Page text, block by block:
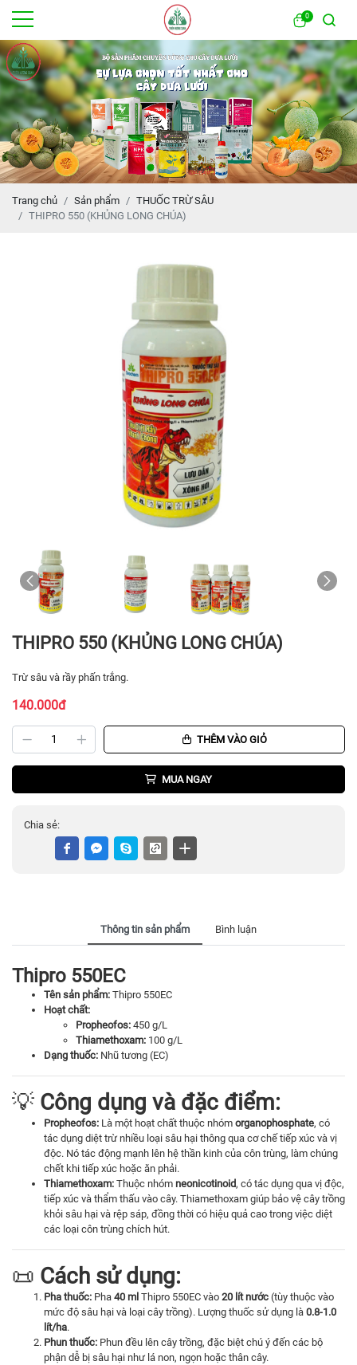
0
Trang chủ Sản phẩm
THUỐC TRỪ SÂU
THIPRO 550 (KHỦNG LONG CHÚA)
THIPRO 550 (KHỦNG LONG CHÚA)
Trừ sâu và rầy phấn trắng.
140.000đ
THÊM VÀO GIỎ
MUA NGAY
Chia sẻ:
Thông tin sản phẩm Bình luận
Thipro 550EC
Tên sản phẩm: Thipro 550EC
Hoạt chất:
Propheofos: 450 g/L
Thiamethoxam: 100 g/L
Dạng thuốc: Nhũ tương (EC)
💡 Công dụng và đặc điểm:
Propheofos: Là một hoạt chất thuộc nhóm organophosphate, có
tác dụng diệt trừ nhiều loại sâu hại thông qua cơ chế tiếp xúc và vị
độc. Nó tác động mạnh lên hệ thần kinh của côn trùng, làm chúng
chết khi tiếp xúc hoặc ăn phải.
Thiamethoxam: Thuộc nhóm neonicotinoid, có tác dụng qua vị độc,
tiếp xúc và thẩm thấu vào cây. Thiamethoxam giúp bảo vệ cây trồng
khỏi sâu hại và rệp sáp, đồng thời có hiệu quả cao trong việc diệt
các loại côn trùng chích hút.
📜 Cách sử dụng:
Pha thuốc: Pha 40 ml Thipro 550EC vào 20 lít nước (tùy thuộc vào
mức độ sâu hại và loại cây trồng). Lượng thuốc sử dụng là 0.8-1.0
lít/ha.
Phun thuốc: Phun đều lên cây trồng, đặc biệt chú ý đến các bộ
phận dễ bị sâu hại như lá non, ngọn hoặc thân cây.